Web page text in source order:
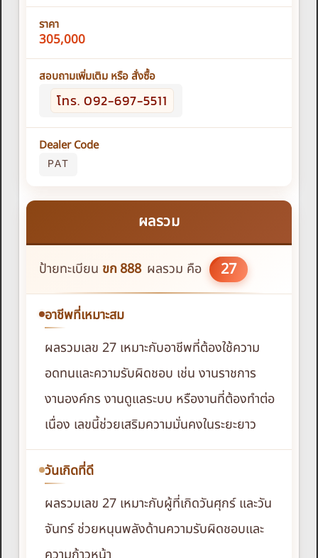
ราคา
305,000
สอบถามเพิ่มเติม หรือ สั่งซื้อ
โทร. 092-697-5511
Dealer Code
PAT
ผลรวม
ป้ายทะเบียน ขก 888 ผลรวม คือ 27
อาชีพที่เหมาะสม
ผลรวมเลข 27 เหมาะกับอาชีพที่ต้องใช้ความ
อดทนและความรับผิดชอบ เช่น งานราชการ
งานองค์กร งานดูแลระบบ หรืองานที่ต้องทำต่อ
เนื่อง เลขนี้ช่วยเสริมความมั่นคงในระยะยาว
วันเกิดที่ดี
ผลรวมเลข 27 เหมาะกับผู้ที่เกิดวันศุกร์ และวัน
จันทร์ ช่วยหนุนพลังด้านความรับผิดชอบและ